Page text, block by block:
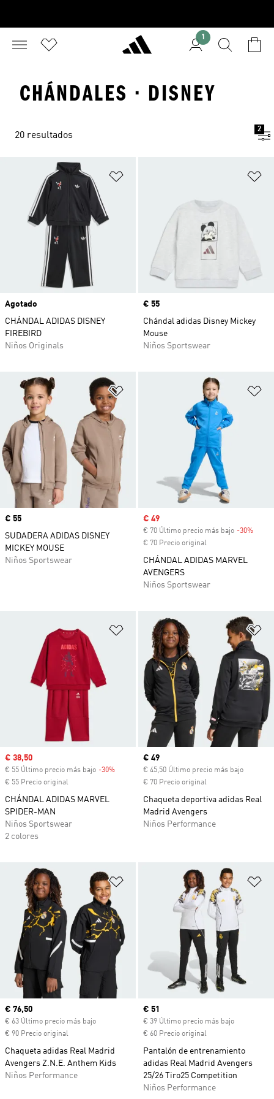
1
CHÁNDALES · DISNEY
20 resultados
2
Agotado
CHÁNDAL ADIDAS DISNEY
FIREBIRD
Niños Originals
Precio
€ 55
Chándal adidas Disney Mickey
Mouse
Niños Sportswear
Añadir a la lista de deseos
Precio
€ 55
SUDADERA ADIDAS DISNEY
MICKEY MOUSE
Niños Sportswear
Precio de venta
€ 49
€ 70 Último precio más bajo -30%
€ 70 Precio original
CHÁNDAL ADIDAS MARVEL
AVENGERS
Niños Sportswear
Añadir a la lista de deseos
Precio de venta
€ 38,50
€ 55 Último precio más bajo -30% Descuento
€ 55 Precio original
CHÁNDAL ADIDAS MARVEL
SPIDER-MAN
Niños Sportswear
2 colores
Precio actual
€ 49
€ 45,50 Último precio más bajo
€ 70 Precio original
Chaqueta deportiva adidas Real
Madrid Avengers
Niños Performance
Añadir a la lista de deseos
Precio actual
€ 76,50
€ 63 Último precio más bajo
€ 90 Precio original
Chaqueta adidas Real Madrid
Avengers Z.N.E. Anthem Kids
Niños Performance
Precio actual
€ 51
€ 39 Último precio más bajo
€ 60 Precio original
Pantalón de entrenamiento
adidas Real Madrid Avengers
25/26 Tiro25 Competition
Niños Performance